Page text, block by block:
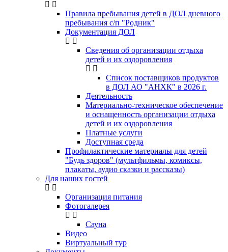
Правила пребывания детей в ДОЛ дневного
пребывания с/п "Родник"
Документация ДОЛ
Сведения об организации отдыха
детей и их оздоровления
Список поставщиков продуктов
в ДОЛ АО "АНХК" в 2026 г.
Деятельность
Материально-техническое обеспечение
и оснащенность организации отдыха
детей и их оздоровления
Платные услуги
Доступная среда
Профилактические материалы для детей
"Будь здоров" (мультфильмы, комиксы,
плакаты, аудио сказки и рассказы)
Для наших гостей
Организация питания
Фотогалерея
Сауна
Видео
Виртуальный тур